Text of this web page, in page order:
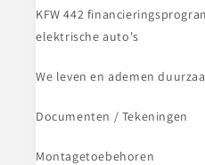
KFW 442
elektrische auto's
We leven en ademen
Documenten / Tekeningen
Montagetoebehoren